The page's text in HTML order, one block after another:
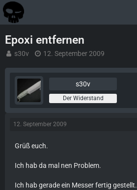
Epoxi entfernen
s30v 12. September 2009
s30v
Der Widerstand
12. September 2009
Grüß euch.
Ich hab da mal nen Problem.
Ich hab gerade ein Messer fertig gestellt.